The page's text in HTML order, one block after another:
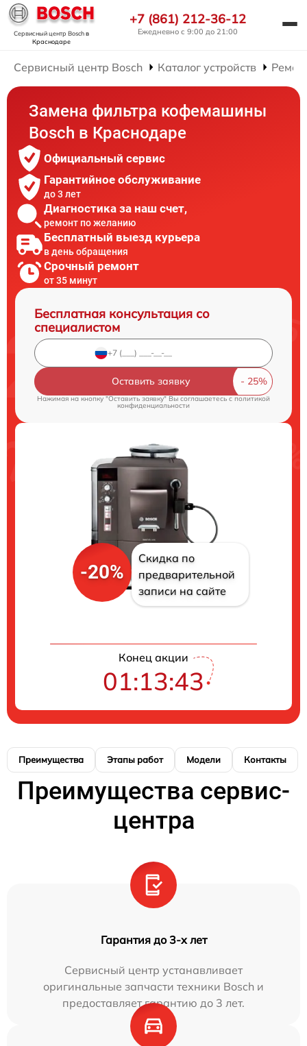
Сервисный центр Boschв
Краснодаре
+7 (861) 212-36-12
Ежедневно с 9:00 до 21:00
Сервисный центр Bosch Каталог устройств
Замена фильтра кофемашины
Bosch в Краснодаре
Официальный сервис
Гарантийное обслуживание
до 3 лет
Диагностика за наш счет,
ремонт по желанию
Бесплатный выезд курьера
в день обращения
Срочный ремонт
от 35 минут
Бесплатная консультация со
специалистом
Оставить заявку
Нажимая на кнопку "Оставить заявку" Вы соглашаетесь cполитикой
конфиденциальности
-20%
Скидка по
предварительной
записи на сайте
Конец акции
01:13:42
Преимущества Этапы работ Модели Контакты
Преимущества сервис-
центра
Гарантия до 3-х лет
Сервисный центр устанавливает
оригинальные запчасти техники Bosch и
предоставляет гарантию до 3 лет.